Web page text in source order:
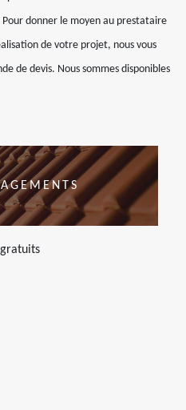
donner le moyen au prestataire
de votre projet, nous vous
de devis. Nous sommes disponibles